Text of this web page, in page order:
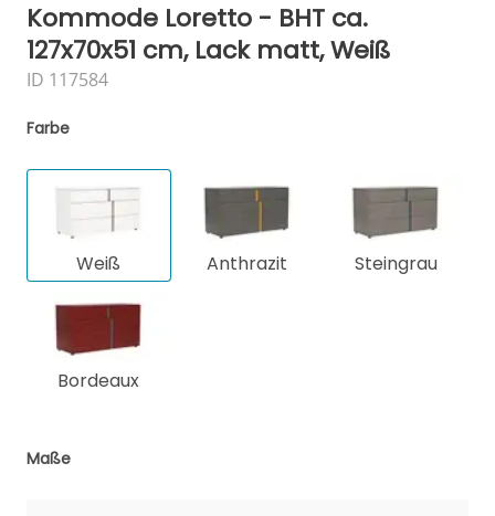
Kommode Loretto - BHT ca.
127x70x51 cm, Lack matt, Weiß
ID 117584
Farbe
Weiß Anthrazit Steingrau
Bordeaux
Maße